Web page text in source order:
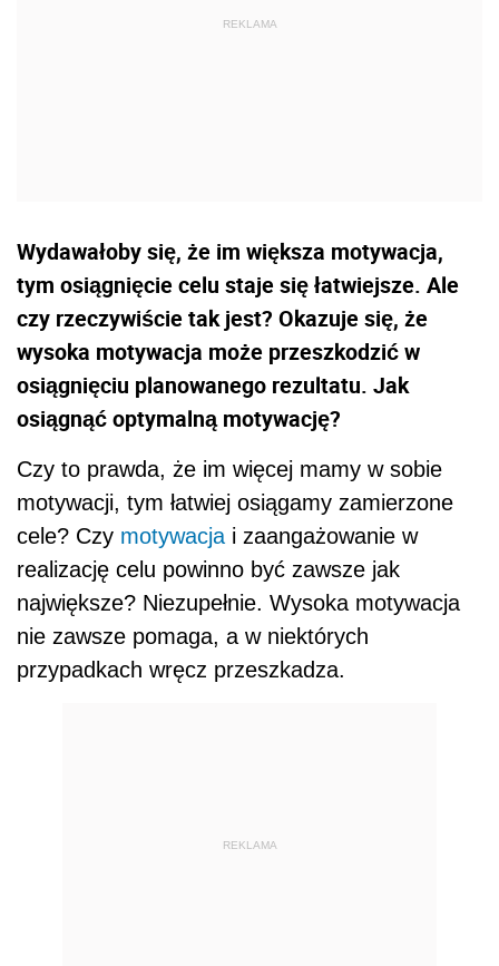
Wydawałoby się, że im większa motywacja,
tym osiągnięcie celu staje się łatwiejsze. Ale
czy rzeczywiście tak jest? Okazuje się, że
wysoka motywacja może przeszkodzić w
osiągnięciu planowanego rezultatu. Jak
osiągnąć optymalną motywację?
Czy to prawda, że im więcej mamy w sobie
motywacji, tym łatwiej osiągamy zamierzone
cele? Czy motywacja i zaangażowanie w
realizację celu powinno być zawsze jak
największe? Niezupełnie. Wysoka motywacja
nie zawsze pomaga, a w niektórych
przypadkach wręcz przeszkadza.
REKLAMA